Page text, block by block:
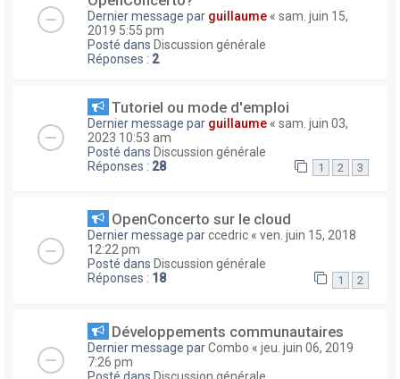
Dernier message par guillaume « sam. juin 15,
2019 5:55 pm
Posté dans Discussion générale
Réponses : 2
Tutoriel ou mode d'emploi
Dernier message par guillaume « sam. juin 03,
2023 10:53 am
Posté dans Discussion générale
Réponses : 28 1 2 3
OpenConcerto sur le cloud
Dernier message parccedric « ven. juin 15, 2018
12:22 pm
Posté dans Discussion générale
Réponses : 18 1 2
Développements communautaires
Dernier message parCombo « jeu. juin 06, 2019
7:26 pm
Posté dans Discussion générale